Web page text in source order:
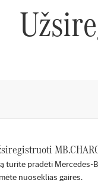
turite pradėti Mercedes-
nuoseklias gaires.